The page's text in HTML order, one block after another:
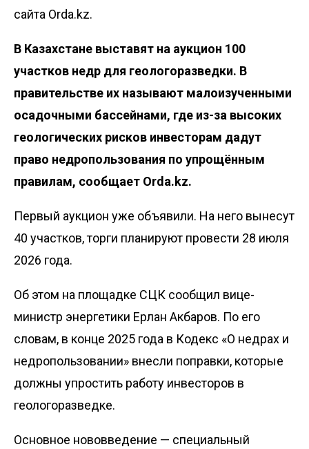
сайта Orda.kz.
В Казахстане выставят на аукцион 100
участков недр для геологоразведки. В
правительстве их называют малоизученными
осадочными бассейнами, где из-за высоких
геологических рисков инвесторам дадут
право недропользования по упрощённым
правилам, сообщает Orda.kz.
Первый аукцион уже объявили. На него вынесут
40 участков, торги планируют провести 28 июля
2026 года.
Об этом на площадке СЦК сообщил вице-
министр энергетики Ерлан Акбаров. По его
словам, в конце 2025 года в Кодекс «О недрах и
недропользовании» внесли поправки, которые
должны упростить работу инвесторов в
геологоразведке.
Основное нововведение — специальный